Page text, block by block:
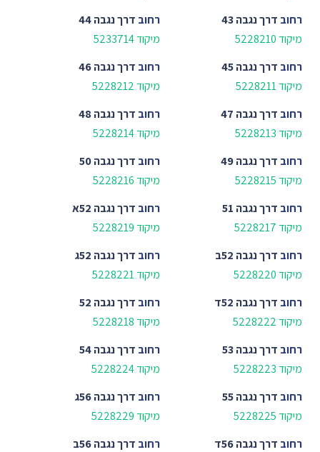
רחוב דרך נגבה 43
מיקוד 5228210
רחוב דרך נגבה 44
מיקוד 5233714
רחוב דרך נגבה 45
מיקוד 5228211
רחוב דרך נגבה 46
מיקוד 5228212
רחוב דרך נגבה 47
מיקוד 5228213
רחוב דרך נגבה 48
מיקוד 5228214
רחוב דרך נגבה 49
מיקוד 5228215
רחוב דרך נגבה 50
מיקוד 5228216
רחוב דרך נגבה 51
מיקוד 5228217
רחוב דרך נגבה 52א
מיקוד 5228219
רחוב דרך נגבה 52ב
מיקוד 5228220
רחוב דרך נגבה 52ג
מיקוד 5228221
רחוב דרך נגבה 52ד
מיקוד 5228222
רחוב דרך נגבה 52
מיקוד 5228218
רחוב דרך נגבה 53
מיקוד 5228223
רחוב דרך נגבה 54
מיקוד 5228224
רחוב דרך נגבה 55
מיקוד 5228225
רחוב דרך נגבה 56ג
מיקוד 5228229
רחוב דרך נגבה 56ד
רחוב דרך נגבה 56ב